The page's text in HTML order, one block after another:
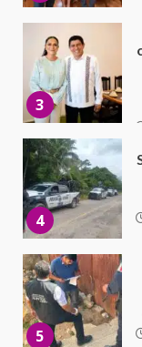
4
5
6